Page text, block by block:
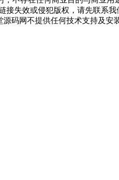
接失效或侵犯版权，请先联系我
码网不提供任何技术支持及安